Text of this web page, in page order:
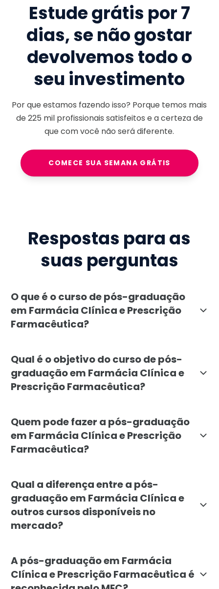
Estude grátis por 7
dias, se não gostar
devolvemos todo o
seu investimento
Por que estamos fazendo isso? Porque temos mais
de225 milprofissionais satisfeitos e a certeza de
que com você não será diferente.
COMECE SUA SEMANA GRÁTIS
Respostas para as
suas perguntas
O que é o curso de pós-graduação
em Farmácia Clínica e Prescrição
Farmacêutica?
Qual é o objetivo do curso de pós-
graduação em Farmácia Clínica e
Prescrição Farmacêutica?
Quem pode fazer a pós-graduação
em Farmácia Clínica e Prescrição
Farmacêutica?
Qual a diferença entre a pós-
graduação em Farmácia Clínica e
outros cursos disponíveis no
mercado?
A pós-graduação em Farmácia
Clínica e Prescrição Farmacêutica é